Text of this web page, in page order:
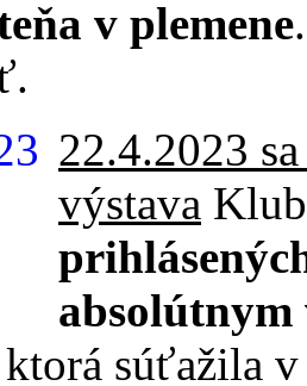
v plemene
22.4.2023
výstava
absolútnym
ktorá súťažila v